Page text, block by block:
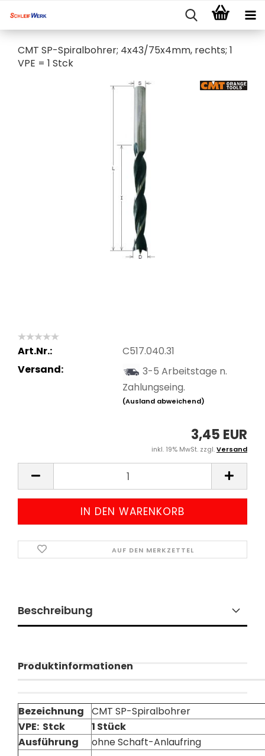
CMT SP-Spiralbohrer; 4x43/75x4mm, rechts; 1
VPE = 1 Stck
Art.Nr.:
C517.040.31
Versand:
3-5 Arbeitstage n.
Zahlungseing.
(Ausland abweichend)
3,45 EUR
inkl. 19% MwSt. zzgl.Versand
AUF DEN MERKZETTEL
Beschreibung
Produktinformationen
Bezeichnung
CMT SP-Spiralbohrer
VPE: Stck
1 Stück
Ausführung
ohne Schaft-Anlaufring